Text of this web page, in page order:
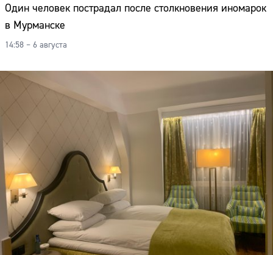
Один человек пострадал после столкновения иномарок
в Мурманске
14:58 – 6 августа